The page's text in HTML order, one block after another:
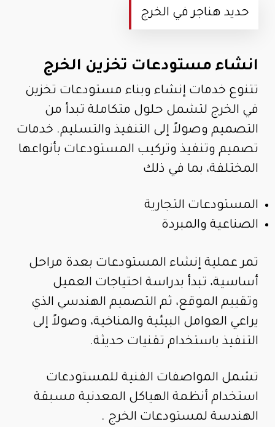
حديد هناجر في الخرج
انشاء مستودعات تخزين الخرج
تتنوع خدمات إنشاء وبناء مستودعات تخزين
في الخرج لتشمل حلول متكاملة تبدأ من
التصميم وصولاً إلى التنفيذ والتسليم. خدمات
تصميم وتنفيذ وتركيب المستودعات بأنواعها
المختلفة، بما في ذلك
المستودعات التجارية
الصناعية والمبردة
تمر عملية إنشاء المستودعات بعدة مراحل
أساسية، تبدأ بدراسة احتياجات العميل
وتقييم الموقع، ثم التصميم الهندسي الذي
يراعي العوامل البيئية والمناخية، وصولاً إلى
التنفيذ باستخدام تقنيات حديثة.
تشمل المواصفات الفنية للمستودعات
استخدام أنظمة الهياكل المعدنية مسبقة
الهندسة لمستودعات الخرج .